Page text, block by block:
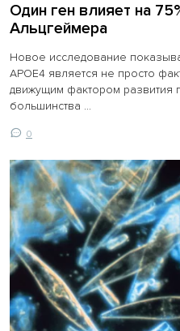
Один ген влияет на
Альцгеймера
​​​​​​​Новое исследование
APOE4 является не просто
движущим фактором развития
большинства ...
0